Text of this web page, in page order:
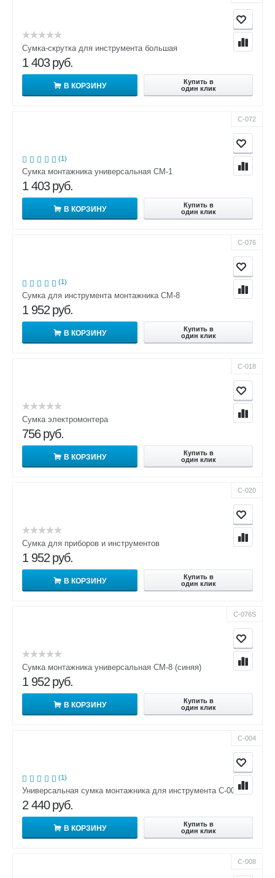
Сумка-скрутка для инструмента большая
1 403 руб.
В КОРЗИНУ
Купить в
один клик
С-072
(1)
Сумка монтажника универсальная СМ-1
1 403 руб.
В КОРЗИНУ
Купить в
один клик
С-076
(1)
Сумка для инструмента монтажника СМ-8
1 952 руб.
В КОРЗИНУ
Купить в
один клик
С-018
Сумка электромонтера
756 руб.
В КОРЗИНУ
Купить в
один клик
С-020
Сумка для приборов и инструментов
1 952 руб.
В КОРЗИНУ
Купить в
один клик
С-076S
Сумка монтажника универсальная СМ-8 (синяя)
1 952 руб.
В КОРЗИНУ
Купить в
один клик
С-004
(1)
Универсальная сумка монтажника для инструмента С-004
2 440 руб.
В КОРЗИНУ
Купить в
один клик
С-008